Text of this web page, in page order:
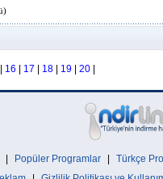
16 17 18 19 20
Popüler Programlar Türkçe